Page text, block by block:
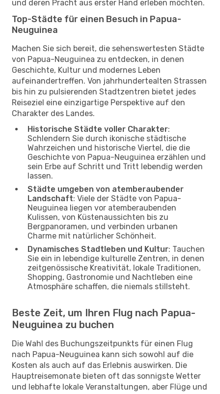
und deren Pracht aus erster Hand erleben möchten.
Top-Städte für einen Besuch in Papua-
Neuguinea
Machen Sie sich bereit, die sehenswertesten Städte
von Papua-Neuguinea zu entdecken, in denen
Geschichte, Kultur und modernes Leben
aufeinandertreffen. Von jahrhundertealten Strassen
bis hin zu pulsierenden Stadtzentren bietet jedes
Reiseziel eine einzigartige Perspektive auf den
Charakter des Landes.
Historische Städte voller Charakter:
Schlendern Sie durch ikonische städtische
Wahrzeichen und historische Viertel, die die
Geschichte von Papua-Neuguinea erzählen und
sein Erbe auf Schritt und Tritt lebendig werden
lassen.
Städte umgeben von atemberaubender
Landschaft: Viele der Städte von Papua-
Neuguinea liegen vor atemberaubenden
Kulissen, von Küstenaussichten bis zu
Bergpanoramen, und verbinden urbanen
Charme mit natürlicher Schönheit.
Dynamisches Stadtleben und Kultur: Tauchen
Sie ein in lebendige kulturelle Zentren, in denen
zeitgenössische Kreativität, lokale Traditionen,
Shopping, Gastronomie und Nachtleben eine
Atmosphäre schaffen, die niemals stillsteht.
Beste Zeit, um Ihren Flug nach Papua-
Neuguinea zu buchen
Die Wahl des Buchungszeitpunkts für einen Flug
nach Papua-Neuguinea kann sich sowohl auf die
Kosten als auch auf das Erlebnis auswirken. Die
Hauptreisemonate bieten oft das sonnigste Wetter
und lebhafte lokale Veranstaltungen, aber Flüge und